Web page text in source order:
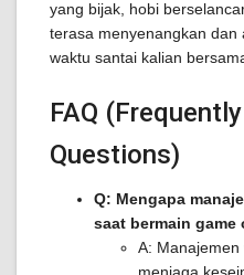
yang bijak, hobi
terasa menyenangkan dan
waktu santai kalian
FAQ
Questions)
Q: Mengapa
saat bermain game
A: